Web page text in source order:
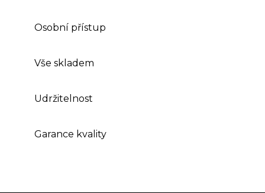
Osobní přístup
Vše skladem
Udržitelnost
Garance kvality